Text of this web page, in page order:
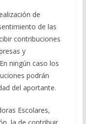
de
de las
contribuciones
y
ningún caso los
podrán
del aportante.
Escolares,